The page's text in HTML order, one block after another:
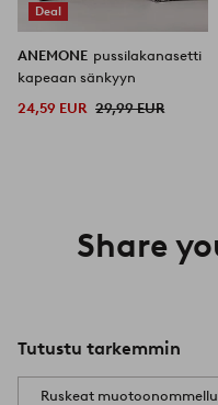
Deal
ANEMONE pussilakanasetti
kapeaan sänkyyn
24,59 EUR 29,99 EUR
Share
Tutustu tarkemmin
Ruskeat